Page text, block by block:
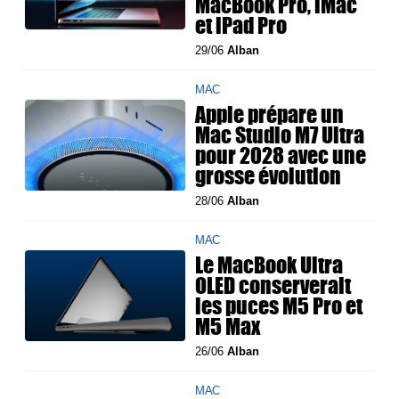
et iPad Pro
29/06Alban
MAC
Apple prépare un
Mac Studio M7 Ultra
pour 2028 avec une
grosse évolution
28/06Alban
MAC
Le MacBook Ultra
OLED conserverait
les puces M5 Pro et
M5 Max
26/06Alban
MAC